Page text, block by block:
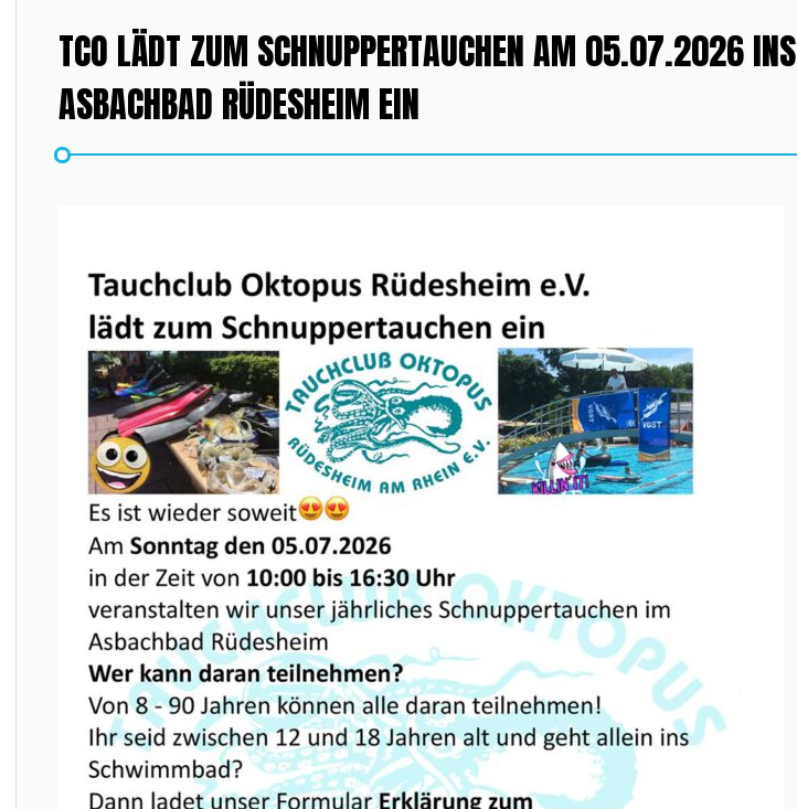
TCO LÄDT ZUM SCHNUPPERTAUCHEN AM 05.07.2026 INS
ASBACHBAD RÜDESHEIM EIN